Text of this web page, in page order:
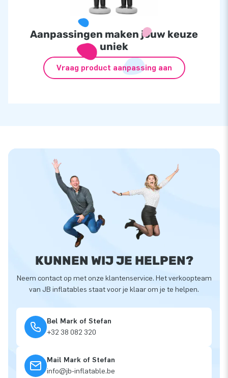
Aanpassingen maken jouw keuze
uniek
Vraag product aanpassing aan
KUNNEN WIJ JE HELPEN?
Neem contact op met onze klantenservice. Het verkoopteam
van JB inflatables staat voor je klaar om je te helpen.
Bel Mark of Stefan
+32 38 082 320
Mail Mark of Stefan
info@jb-inflatable.be